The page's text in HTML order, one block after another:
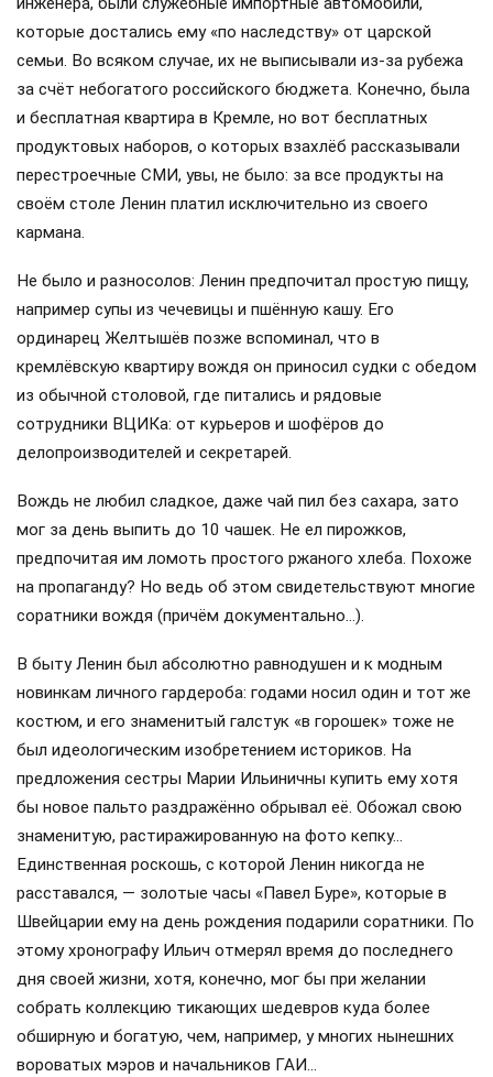
которые достались ему «по наследству» от царской
семьи. Во всяком случае, их не выписывали из-за рубежа
за счёт небогатого российского бюджета. Конечно, была
и бесплатная квартира в Кремле, но вот бесплатных
продуктовых наборов, о которых взахлёб рассказывали
перестроечные СМИ, увы, не было: за все продукты на
своём столе Ленин платил исключительно из своего
кармана.
Не было и разносолов: Ленин предпочитал простую пищу,
например супы из чечевицы и пшённую кашу. Его
ординарец Желтышёв позже вспоминал, что в
кремлёвскую квартиру вождя он приносил судки с обедом
из обычной столовой, где питались и рядовые
сотрудники ВЦИКа: от курьеров и шофёров до
делопроизводителей и секретарей.
Вождь не любил сладкое, даже чай пил без сахара, зато
мог за день выпить до 10 чашек. Не ел пирожков,
предпочитая им ломоть простого ржаного хлеба. Похоже
на пропаганду? Но ведь об этом свидетельствуют многие
соратники вождя (причём документально…).
В быту Ленин был абсолютно равнодушен и к модным
новинкам личного гардероба: годами носил один и тот же
костюм, и его знаменитый галстук «в горошек» тоже не
был идеологическим изобретением историков. На
предложения сестры Марии Ильиничны купить ему хотя
бы новое пальто раздражённо обрывал её. Обожал свою
знаменитую, растиражированную на фото кепку…
Единственная роскошь, с которой Ленин никогда не
расставался, — золотые часы «Павел Буре», которые в
Швейцарии ему на день рождения подарили соратники. По
этому хронографу Ильич отмерял время до последнего
дня своей жизни, хотя, конечно, мог бы при желании
собрать коллекцию тикающих шедевров куда более
обширную и богатую, чем, например, у многих нынешних
вороватых мэров и начальников ГАИ…